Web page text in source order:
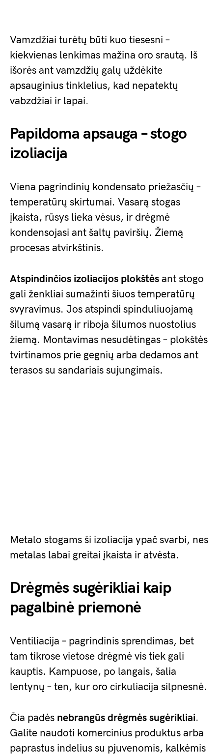
Vamzdžiai turėtų būti kuo tiesesni –
kiekvienas lenkimas mažina oro srautą. Iš
išorės ant vamzdžių galų uždėkite
apsauginius tinklelius, kad nepatektų
vabzdžiai ir lapai.
Papildoma apsauga – stogo
izoliacija
Viena pagrindinių kondensato priežasčių –
temperatūrų skirtumai. Vasarą stogas
įkaista, rūsys lieka vėsus, ir drėgmė
kondensojasi ant šaltų paviršių. Žiemą
procesas atvirkštinis.
Atspindinčios izoliacijos plokštės ant stogo
gali ženkliai sumažinti šiuos temperatūrų
svyravimus. Jos atspindi spinduliuojamą
šilumą vasarą ir riboja šilumos nuostolius
žiemą. Montavimas nesudėtingas – plokštės
tvirtinamos prie gegnių arba dedamos ant
terasos su sandariais sujungimais.
Metalo stogams ši izoliacija ypač svarbi, nes
metalas labai greitai įkaista ir atvėsta.
Drėgmės sugėrikliai kaip
pagalbinė priemonė
Ventiliacija – pagrindinis sprendimas, bet
tam tikrose vietose drėgmė vis tiek gali
kauptis. Kampuose, po langais, šalia
lentynų – ten, kur oro cirkuliacija silpnesnė.
Čia padės nebrangūs drėgmės sugėrikliai.
Galite naudoti komercinius produktus arba
paprastus indelius su pjuvenomis, kalkėmis